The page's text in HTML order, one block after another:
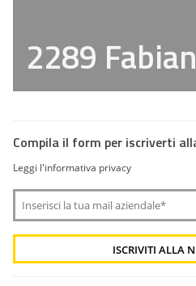
2289
Compila il form per iscriverti
Leggi l'informativa privacy